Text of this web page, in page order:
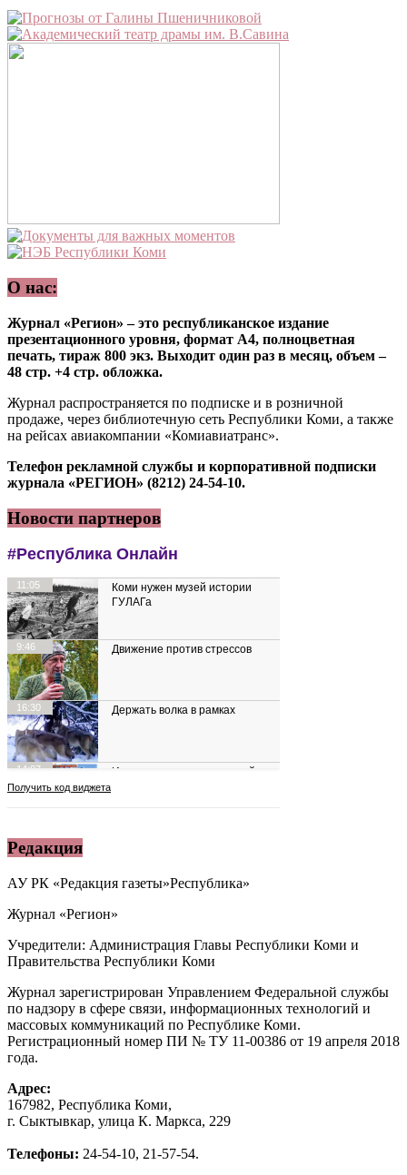
О нас:
Журнал «Регион» – это республиканское издание
презентационного уровня, формат А4, полноцветная
печать, тираж 800 экз. Выходит один раз в месяц, объем –
48 стр. +4 стр. обложка.
Журнал распространяется по подписке и в розничной
продаже, через библиотечную сеть Республики Коми, а также
на рейсах авиакомпании «Комиавиатранс».
Телефон рекламной службы и корпоративной подписки
журнала «РЕГИОН» (8212) 24-54-10.
Новости партнеров
Редакция
АУ РК «Редакция газеты»Республика»
Журнал «Регион»
Учредители: Администрация Главы Республики Коми и
Правительства Республики Коми
Журнал зарегистрирован Управлением Федеральной службы
по надзору в сфере связи, информационных технологий и
массовых коммуникаций по Республике Коми.
Регистрационный номер ПИ № ТУ 11-00386 от 19 апреля 2018
года.
Адрес:
167982, Республика Коми,
г. Сыктывкар, улица К. Маркса, 229
Телефоны: 24-54-10, 21-57-54.